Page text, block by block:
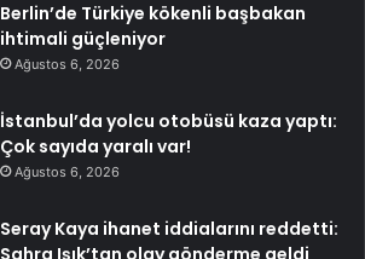
Berlin’de Türkiye kökenli başbakan
ihtimali güçleniyor
Ağustos 6, 2026
İstanbul’da yolcu otobüsü kaza yaptı:
Çok sayıda yaralı var!
Ağustos 6, 2026
Seray Kaya ihanet iddialarını reddetti: